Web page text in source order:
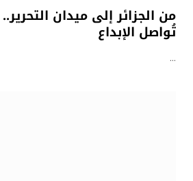
من الجزائر إلى ميدان
تُواصل الإبداع
…